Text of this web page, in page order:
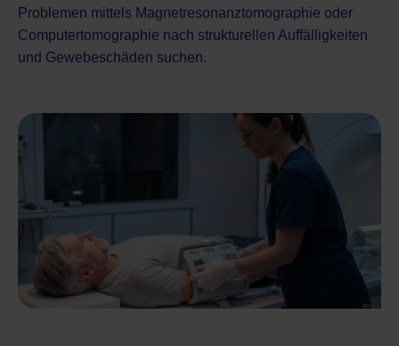
Problemen mittels Magnetresonanztomographie oder
Computertomographie nach strukturellen Auffälligkeiten
und Gewebeschäden suchen.